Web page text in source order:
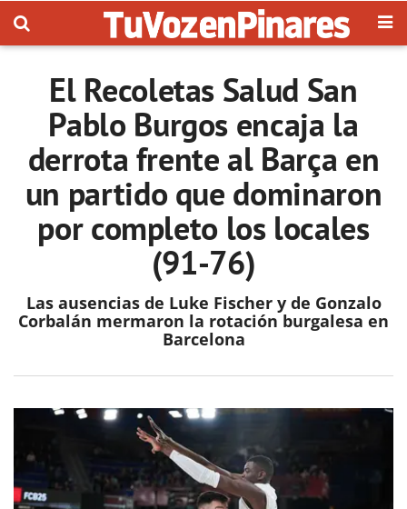
El Recoletas Salud San
Pablo Burgos encaja la
derrota frente al Barça en
un partido que dominaron
por completo los locales
(91-76)
Las ausencias de Luke Fischer y de Gonzalo
Corbalán mermaron la rotación burgalesa en
Barcelona